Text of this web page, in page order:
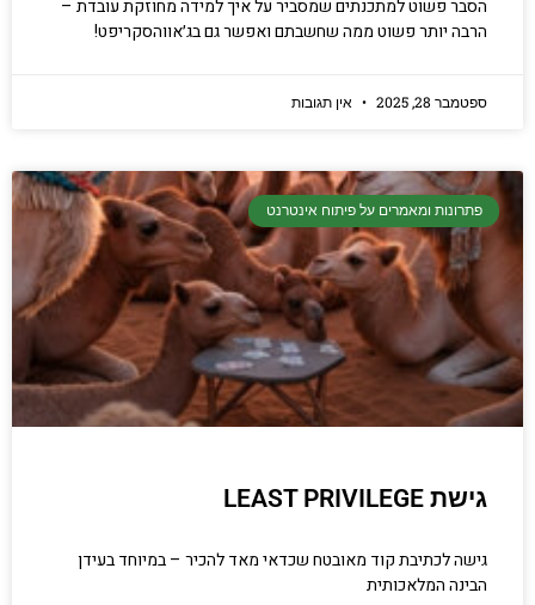
הסבר פשוט למתכנתים שמסביר על איך למידה מחוזקת עובדת –
הרבה יותר פשוט ממה שחשבתם ואפשר גם בג׳אווהסקריפט!
ספטמבר 28, 2025 אין תגובות
פתרונות ומאמרים על פיתוח אינטרנט
גישת LEAST PRIVILEGE
גישה לכתיבת קוד מאובטח שכדאי מאד להכיר – במיוחד בעידן
הבינה המלאכותית